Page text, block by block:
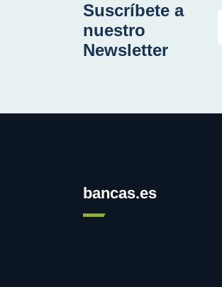
Suscríbete a
nuestro
Newsletter
bancas.es